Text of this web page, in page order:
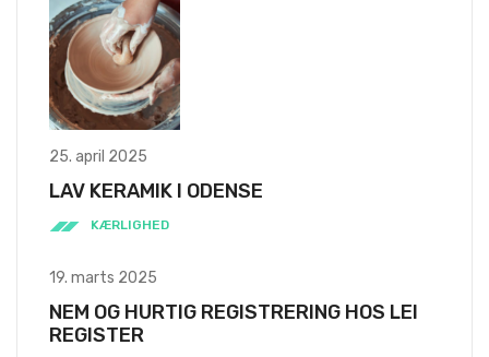
25. april 2025
LAV KERAMIK I ODENSE
KÆRLIGHED
19. marts 2025
NEM OG HURTIG REGISTRERING HOS LEI
REGISTER